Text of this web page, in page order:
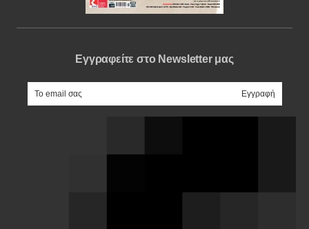
Εγγραφείτε στο Newsletter μας
e-mail